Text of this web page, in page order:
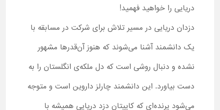
دریایی را خواهید فهمید‍!
دزدان دریایی در مسیر تلاش برای شرکت در مسابقه با
یک دانشمند آشنا می‌شوند که هنوز آن‌قدرها مشهور
نشده و دنبال روشی است که دل ملکه‌ی انگلستان را به
دست بیاورد. این دانشمند چارلز داروین است و متوجه
می‌شود پرنده‌ای که کاپیتان دزد دریایی همیشه با